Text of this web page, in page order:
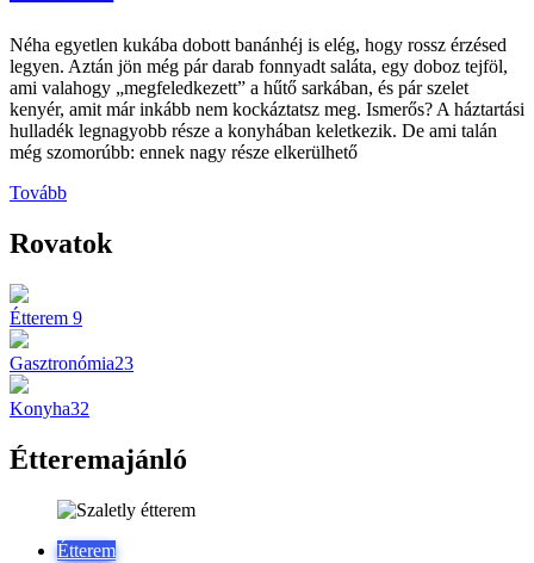
Néha egyetlen kukába dobott banánhéj is elég, hogy rossz érzésed
legyen. Aztán jön még pár darab fonnyadt saláta, egy doboz tejföl,
ami valahogy „megfeledkezett” a hűtő sarkában, és pár szelet
kenyér, amit már inkább nem kockáztatsz meg. Ismerős? A háztartási
hulladék legnagyobb része a konyhában keletkezik. De ami talán
még szomorúbb: ennek nagy része elkerülhető
Tovább
Rovatok
Étterem 9
Gasztronómia23
Konyha32
Étteremajánló
Étterem